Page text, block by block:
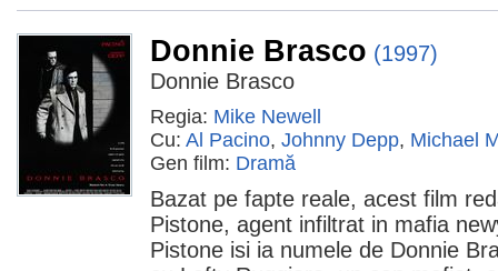
Donnie Brasco (1997)
Donnie Brasco
Regia: Mike Newell
Cu: Al Pacino, Johnny Depp, Michael
Gen film: Dramă
Bazat pe fapte reale, acest film
Pistone, agent infiltrat in mafia
Pistone isi ia numele de Donnie